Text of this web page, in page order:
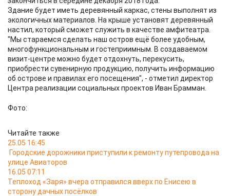
Здание будет иметь деревянный каркас, стены выполнят из
экологичных материалов. На крыше установят деревянный
настил, который сможет служить в качестве амфитеатра.
"Мы стараемся сделать наш остров ещё более удобным,
многофункциональным и гостеприимным. В создаваемом
визит-центре можно будет отдохнуть, перекусить,
приобрести сувенирную продукцию, получить информацию
об острове и правилах его посещения", - отметил директор
Центра реализации социальных проектов Иван Брамман.
Фото:
Читайте также
25.05 16:45
Городские дорожники приступили к ремонту путепровода на
улице Авиаторов
16.05 07:11
Теплоход «Заря» вчера отправился вверх по Енисею в
сторону дачных посёлков